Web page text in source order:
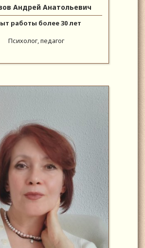
Андрей Анатольевич
работы более 30 лет
Психолог, педагог